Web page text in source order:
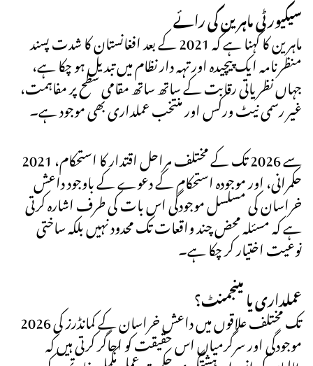
سیکیورٹی ماہرین کی رائے
ماہرین کا کہنا ہے کہ 2021 کے بعد افغانستان کا شدت پسند
منظرنامہ ایک پیچیدہ اور تہہ دار نظام میں تبدیل ہو چکا ہے،
جہاں نظریاتی رقابت کے ساتھ ساتھ مقامی سطح پر مفاہمت،
غیر رسمی نیٹ ورکس اور منتخب عملداری بھی موجود ہے۔
2021 سے 2026 تک کے مختلف مراحل اقتدار کا استحکام،
حکمرانی، اور موجودہ استحکام کے دعوے کے باوجود داعش
خراسان کی مسلسل موجودگی اس بات کی طرف اشارہ کرتی
ہے کہ مسئلہ محض چند واقعات تک محدود نہیں بلکہ ساختی
نوعیت اختیار کر چکا ہے۔
عملداری یا مینجمنٹ؟
2026 تک مختلف علاقوں میں داعش خراسان کے کمانڈرز کی
موجودگی اور سرگرمیاں اس حقیقت کو اجاگر کرتی ہیں کہ